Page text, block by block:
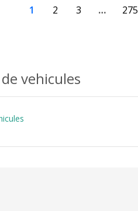
1 2 3 … 275
vehicules